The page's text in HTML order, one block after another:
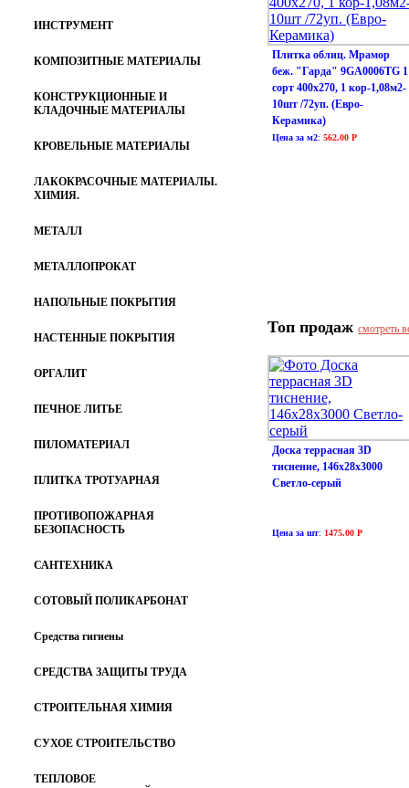
ИНСТРУМЕНТ
КОМПОЗИТНЫЕ МАТЕРИАЛЫ
КОНСТРУКЦИОННЫЕ И
КЛАДОЧНЫЕ МАТЕРИАЛЫ
КРОВЕЛЬНЫЕ МАТЕРИАЛЫ
ЛАКОКРАСОЧНЫЕ МАТЕРИАЛЫ.
ХИМИЯ.
МЕТАЛЛ
МЕТАЛЛОПРОКАТ
НАПОЛЬНЫЕ ПОКРЫТИЯ
НАСТЕННЫЕ ПОКРЫТИЯ
ОРГАЛИТ
ПЕЧНОЕ ЛИТЬЕ
ПИЛОМАТЕРИАЛ
ПЛИТКА ТРОТУАРНАЯ
ПРОТИВОПОЖАРНАЯ
БЕЗОПАСНОСТЬ
САНТЕХНИКА
СОТОВЫЙ ПОЛИКАРБОНАТ
Средства гигиены
СРЕДСТВА ЗАЩИТЫ ТРУДА
СТРОИТЕЛЬНАЯ ХИМИЯ
СУХОЕ СТРОИТЕЛЬСТВО
ТЕПЛОВОЕ
Плитка облиц. Мрамор
беж. "Гарда" 9GA0006TG 1
сорт 400х270, 1 кор-1,08м2-
10шт /72уп. (Евро-
Керамика)
Цена за м2: 562.00 Р
Топ продаж смотреть
Доска террасная 3D
тиснение, 146х28х3000
Светло-серый
Цена за шт: 1475.00 Р